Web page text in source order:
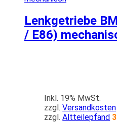
Lenkgetriebe
/ E86)
Inkl. 19% MwSt.
zzgl.Versandkosten
zzgl.Altteilepfand